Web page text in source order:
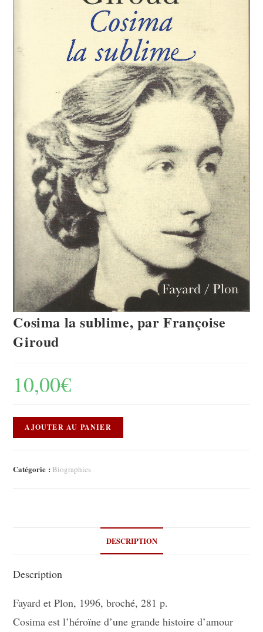
Cosima la sublime, par Françoise
Giroud
10,00€
AJOUTER AU PANIER
Catégorie : Biographies
DESCRIPTION
Description
Fayard et Plon, 1996, broché, 281 p.
Cosima est l’héroïne d’une grande histoire d’amour